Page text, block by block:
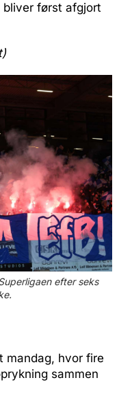
først afgjort
efter seks
mandag, hvor fire
sammen